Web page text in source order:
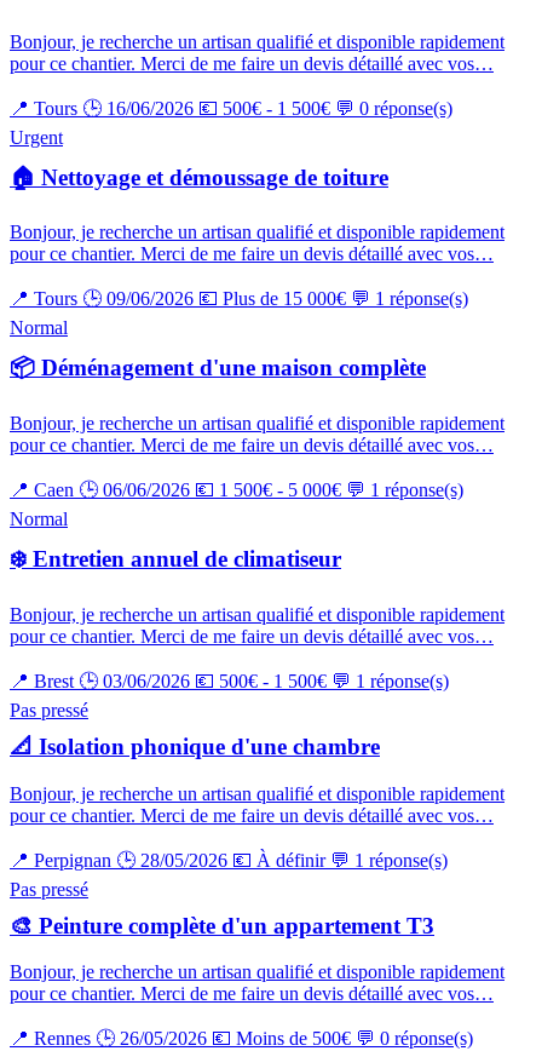
Bonjour, je recherche un artisan qualifié et disponible rapidement
pour ce chantier. Merci de me faire un devis détaillé avec vos…
📍 Tours 🕒 16/06/2026 💶 500€ - 1 500€ 💬 0 réponse(s)
Urgent
🏠 Nettoyage et démoussage de toiture
Bonjour, je recherche un artisan qualifié et disponible rapidement
pour ce chantier. Merci de me faire un devis détaillé avec vos…
📍 Tours 🕒 09/06/2026 💶 Plus de 15 000€ 💬 1 réponse(s)
Normal
📦 Déménagement d'une maison complète
Bonjour, je recherche un artisan qualifié et disponible rapidement
pour ce chantier. Merci de me faire un devis détaillé avec vos…
📍 Caen 🕒 06/06/2026 💶 1 500€ - 5 000€ 💬 1 réponse(s)
Normal
❄️ Entretien annuel de climatiseur
Bonjour, je recherche un artisan qualifié et disponible rapidement
pour ce chantier. Merci de me faire un devis détaillé avec vos…
📍 Brest 🕒 03/06/2026 💶 500€ - 1 500€ 💬 1 réponse(s)
Pas pressé
📐 Isolation phonique d'une chambre
Bonjour, je recherche un artisan qualifié et disponible rapidement
pour ce chantier. Merci de me faire un devis détaillé avec vos…
📍 Perpignan 🕒 28/05/2026 💶 À définir 💬 1 réponse(s)
Pas pressé
🎨 Peinture complète d'un appartement T3
Bonjour, je recherche un artisan qualifié et disponible rapidement
pour ce chantier. Merci de me faire un devis détaillé avec vos…
📍 Rennes 🕒 26/05/2026 💶 Moins de 500€ 💬 0 réponse(s)